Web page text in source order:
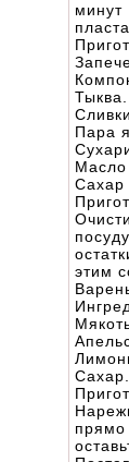
Тыква.
Пара
Масло
Сахар
этим
Сахар.